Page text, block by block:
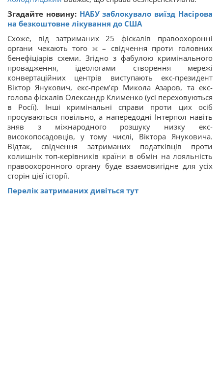
Згадайте новину: НАБУ заблокувало виїзд Насірова
на безкоштовне лікування до США
Схоже, від затриманих 25 фіскалів правоохоронні
органи чекають того ж – свідчення проти головних
бенефіціарів схеми. Згідно з фабулою кримінального
провадження, ідеологами створення мережі
конвертаційних центрів виступають екс-президент
Віктор Янукович, екс-прем’єр Микола Азаров, та екс-
голова фіскалів Олександр Клименко (усі переховуються
в Росії). Інші кримінальні справи проти цих осіб
просуваються повільно, а напередодні Інтерпол навіть
зняв з міжнародного розшуку низку екс-
високопосадовців, у тому числі, Віктора Януковича.
Відтак, свідчення затриманих податківців проти
колишніх топ-керівників країни в обмін на лояльність
правоохоронного органу буде взаємовигідне для усіх
сторін цієї історії.
Перелік затриманих дивіться тут